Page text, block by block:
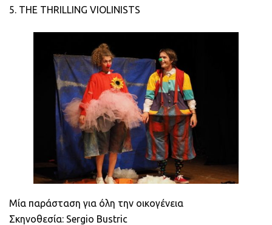
5. THE THRILLING VIOLINISTS
Μία παράσταση για όλη την οικογένεια
Σκηνοθεσία: Sergio Bustric